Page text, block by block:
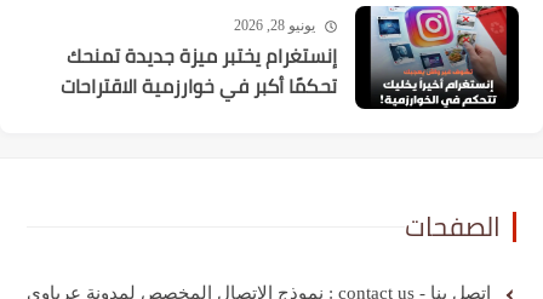
يونيو 28, 2026
إنستغرام يختبر ميزة جديدة تمنحك
تحكمًا أكبر في خوارزمية الاقتراحات
الصفحات
اتصل بنا - contact us : نموذج الاتصال المخصص لمدونة عرباوي